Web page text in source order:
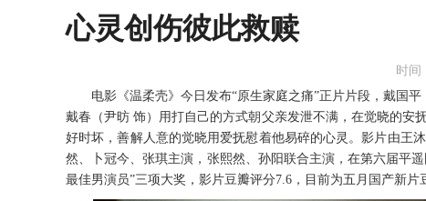
心灵创伤彼此救赎
时间
电影 《温柔壳》 今日发布“原生家庭之痛”正片片段，戴国
戴春（尹昉 饰）用打自己的方式朝父亲发泄不满，在觉晓的安
好时坏，善解人意的觉晓用爱抚慰着他易碎的心灵。影片由王
然、卜冠今、张琪主演， 张熙然、孙阳联合主演，在第六届平
最佳男演员”三项大奖，影片豆瓣评分7.6，目前为五月国产新片